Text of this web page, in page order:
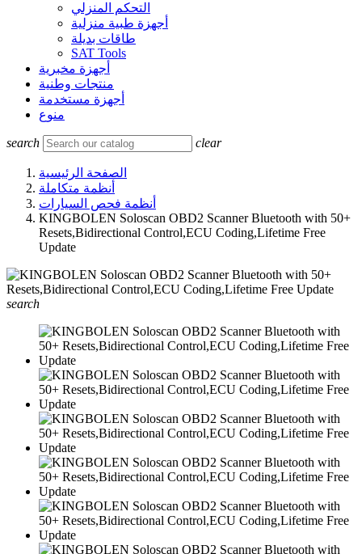
التحكم المنزلي
أجهزة طبية منزلية
طاقات بديلة
SAT Tools
أجهزة مخبرية
منتجات وطنية
أجهزة مستخدمة
منوع
search clear
الصفحة الرئيسية
أنظمة متكاملة
أنظمة فحص السيارات
KINGBOLEN Soloscan OBD2 Scanner Bluetooth with 50+
Resets,Bidirectional Control,ECU Coding,Lifetime Free
Update
search